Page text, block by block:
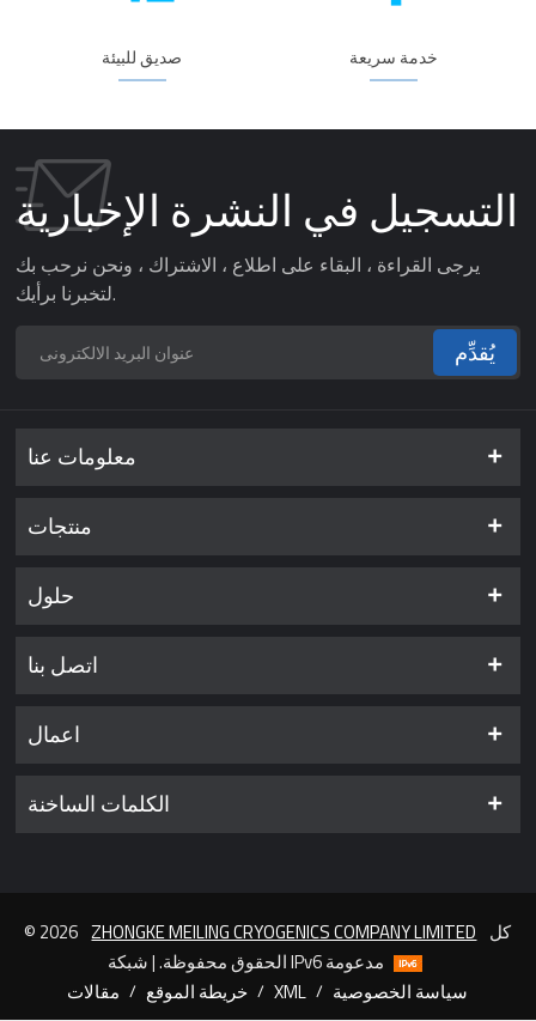
صديق للبيئة خدمة سريعة
التسجيل في النشرة الإخبارية
يرجى القراءة ، البقاء على اطلاع ، الاشتراك ، ونحن نرحب بك
لتخبرنا برأيك.
يُقدِّم
معلومات عنا
منتجات
حلول
اتصل بنا
اعمال
الكلمات الساخنة
© 2026 ZHONGKE MEILING CRYOGENICS COMPANY LIMITED
مقالات / خريطة الموقع / XML / سياسة الخصوصية